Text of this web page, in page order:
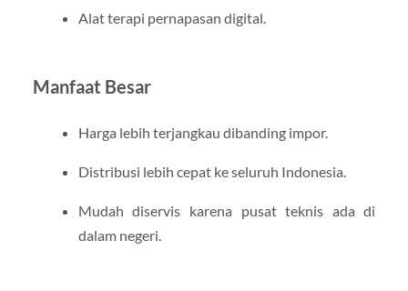
Alat terapi pernapasan digital.
Manfaat Besar
Harga lebih terjangkau dibanding impor.
Distribusi lebih cepat ke seluruh Indonesia.
Mudah diservis karena pusat teknis ada di
dalam negeri.